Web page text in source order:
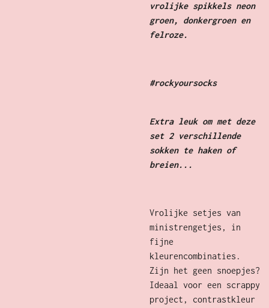
vrolijke spikkels neon
groen, donkergroen en
felroze.
#rockyoursocks
Extra leuk om met deze
set 2 verschillende
sokken te haken of
breien...
Vrolijke setjes van
ministrengetjes, in
fijne
kleurencombinaties.
Zijn het geen snoepjes?
Ideaal voor een scrappy
project, contrastkleur